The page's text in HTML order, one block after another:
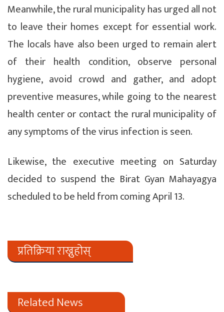
Meanwhile, the rural municipality has urged all not
to leave their homes except for essential work.
The locals have also been urged to remain alert
of their health condition, observe personal
hygiene, avoid crowd and gather, and adopt
preventive measures, while going to the nearest
health center or contact the rural municipality of
any symptoms of the virus infection is seen.
Likewise, the executive meeting on Saturday
decided to suspend the Birat Gyan Mahayagya
scheduled to be held from coming April 13.
प्रतिक्रिया राख्नुहोस्
Related News